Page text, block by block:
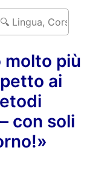
molto più
ai
con soli